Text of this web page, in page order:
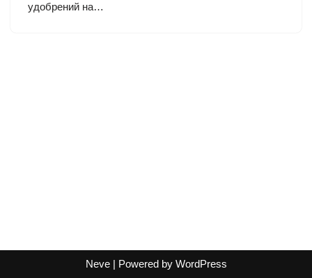
удобрений на…
Neve| Powered by WordPress